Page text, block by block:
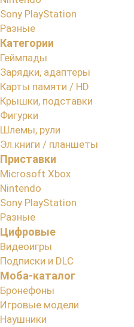
Sony PlayStation
Разные
Категории
Геймпады
Зарядки, адаптеры
Карты памяти / HD
Крышки, подставки
Фигурки
Шлемы, рули
Эл.книги / планшеты
Приставки
Microsoft Xbox
Nintendo
Sony PlayStation
Разные
Цифровые
Видеоигры
Подписки и DLC
Моба-каталог
Бронефоны
Игровые модели
Наушники